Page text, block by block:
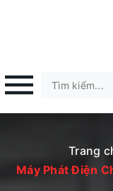
Trang
Máy Phát Điện